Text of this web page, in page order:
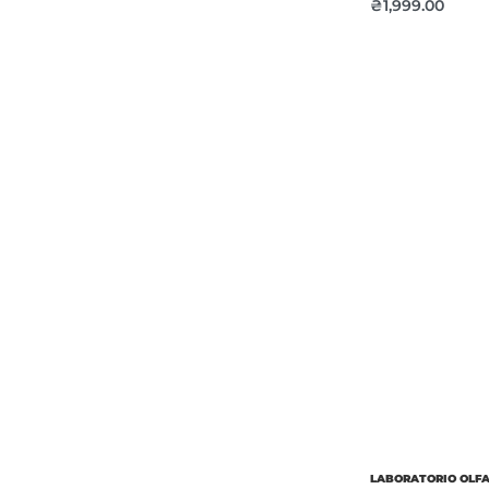
₴1,999.00
LABORATORIO